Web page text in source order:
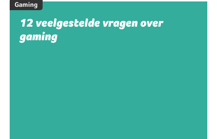
Gaming
12 veelgestelde vragen over
gaming